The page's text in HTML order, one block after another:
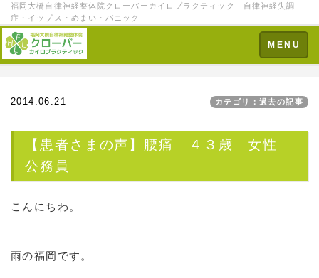
福岡大橋自律神経整体院クローバーカイロプラクティック｜自律神経失調
症・イップス・めまい・パニック
Toggle
navigation
MENU
2014.06.21 カテゴリ：過去の記事
【患者さまの声】腰痛 ４３歳 女性
公務員
こんにちわ。
雨の福岡です。